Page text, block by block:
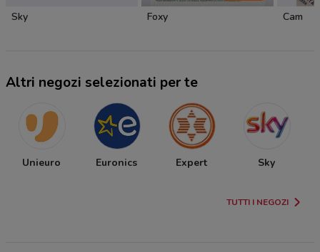
Sky Foxy Cam
Altri negozi selezionati per te
Unieuro Euronics Expert Sky
TUTTI I NEGOZI